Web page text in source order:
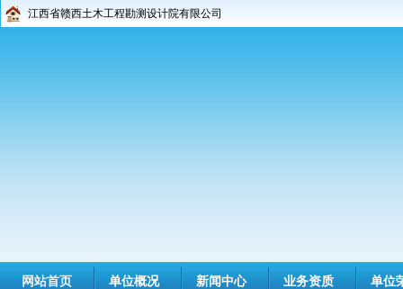
江西省赣西土木工程勘测设计院有限公司
网站首页 单位概况 新闻中心 业务资质 单位